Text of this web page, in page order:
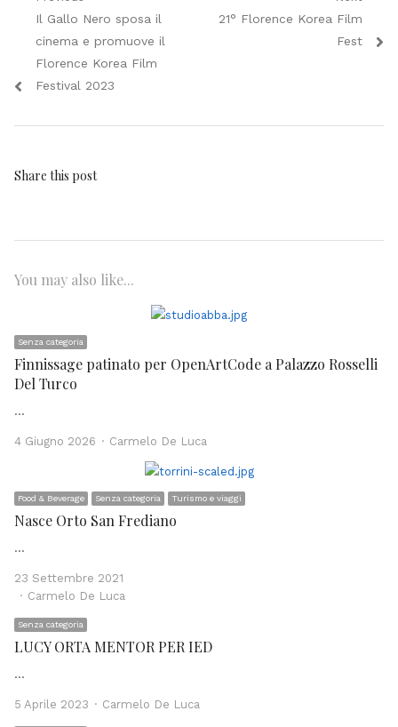
articoli
Previous
post:
Il Gallo Nero sposa il
cinema e promuove il
Florence Korea Film
Festival 2023
Next
21° Florence Korea Film
Fest
Share this post
You may also like...
Senza categoria
Finnissage patinato per OpenArtCode a Palazzo Rosselli
Del Turco
…
4 Giugno 2026 Author
Carmelo De Luca
Food & Beverage Senza categoria Turismo e viaggi
Nasce Orto San Frediano
…
23 Settembre 2021
Author
Carmelo De Luca
Senza categoria
LUCY ORTA MENTOR PER IED
…
5 Aprile 2023 Author
Carmelo De Luca